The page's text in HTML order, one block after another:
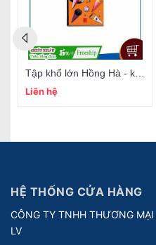
Liên hệ
HỆ THỐNG CỬA HÀNG
CÔNG TY TNHH THƯƠNG
LV